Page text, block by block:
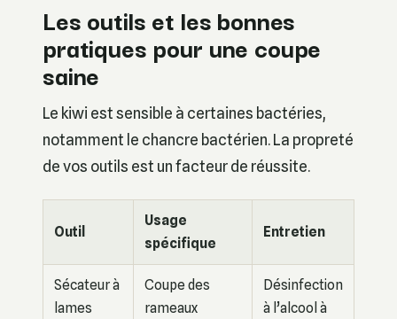
Les outils et les bonnes
pratiques pour une coupe
saine
Le kiwi est sensible à certaines bactéries,
notamment le chancre bactérien. La propreté
de vos outils est un facteur de réussite.
Outil
Usage
spécifique
Entretien
Sécateur à
lames
Coupe des
rameaux
Désinfection
à l’alcool à